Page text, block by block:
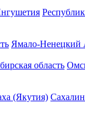
Ямало-Ненецкий
область
(Якутия)